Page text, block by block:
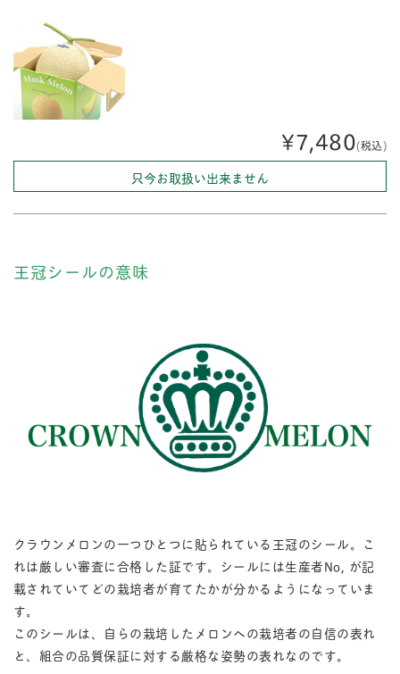
¥7,480(税込)
只今お取扱い出来ません
王冠シールの意味
クラウンメロンの一つひとつに貼られている王冠のシール。こ
れは厳しい審査に合格した証です。シールには生産者No, が記
載されていてどの栽培者が育てたかが分かるようになっていま
す。
このシールは、自らの栽培したメロンへの栽培者の自信の表れ
と、組合の品質保証に対する厳格な姿勢の表れなのです。